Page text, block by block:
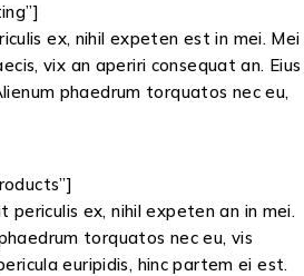
ex, nihil expeten est in mei. Mei
vix an aperiri consequat an. Eius
phaedrum torquatos nec eu,
ex, nihil expeten an in mei.
torquatos nec eu, vis
euripidis, hinc partem ei est.